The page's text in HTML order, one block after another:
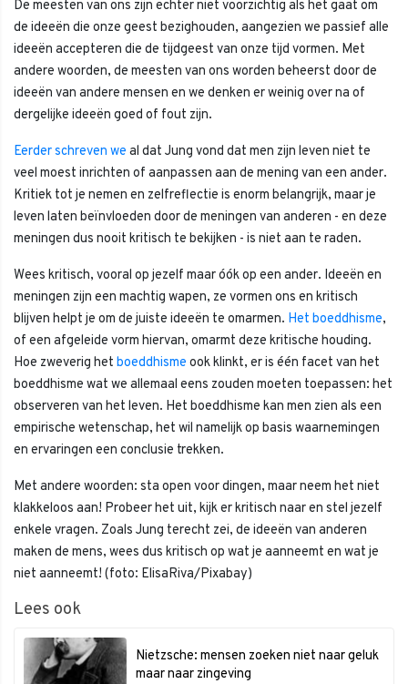
De meesten van ons zijn echter niet voorzichtig als het gaat om
de ideeën die onze geest bezighouden, aangezien we passief alle
ideeën accepteren die de tijdgeest van onze tijd vormen. Met
andere woorden, de meesten van ons worden beheerst door de
ideeën van andere mensen en we denken er weinig over na of
dergelijke ideeën goed of fout zijn.
Eerder schreven we al dat Jung vond dat men zijn leven niet te
veel moest inrichten of aanpassen aan de mening van een ander.
Kritiek tot je nemen en zelfreflectie is enorm belangrijk, maar je
leven laten beïnvloeden door de meningen van anderen - en deze
meningen dus nooit kritisch te bekijken - is niet aan te raden.
Wees kritisch, vooral op jezelf maar óók op een ander. Ideeën en
meningen zijn een machtig wapen, ze vormen ons en kritisch
blijven helpt je om de juiste ideeën te omarmen. Het boeddhisme,
of een afgeleide vorm hiervan, omarmt deze kritische houding.
Hoe zweverig het boeddhisme ook klinkt, er is één facet van het
boeddhisme wat we allemaal eens zouden moeten toepassen: het
observeren van het leven. Het boeddhisme kan men zien als een
empirische wetenschap, het wil namelijk op basis waarnemingen
en ervaringen een conclusie trekken.
Met andere woorden: sta open voor dingen, maar neem het niet
klakkeloos aan! Probeer het uit, kijk er kritisch naar en stel jezelf
enkele vragen. Zoals Jung terecht zei, de ideeën van anderen
maken de mens, wees dus kritisch op wat je aanneemt en wat je
niet aanneemt! (foto: ElisaRiva/Pixabay)
Lees ook
Nietzsche: mensen zoeken niet naar geluk
maar naar zingeving